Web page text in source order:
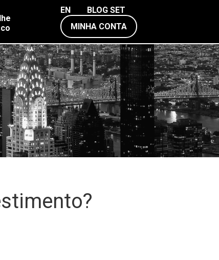
EN
BLOG SET
MINHA CONTA